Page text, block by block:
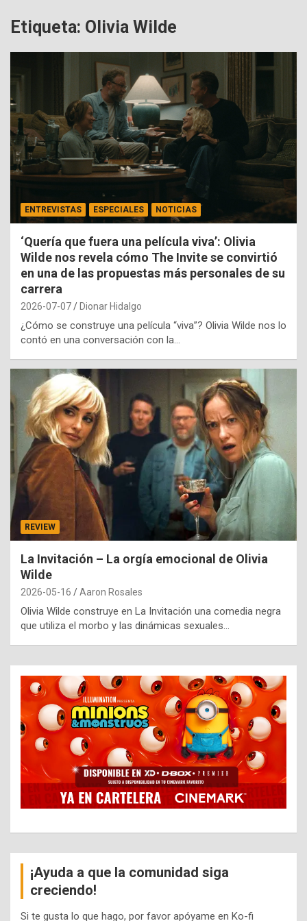
Etiqueta: Olivia Wilde
ENTREVISTAS ESPECIALES NOTICIAS
‘Quería que fuera una película viva’: Olivia
Wilde nos revela cómo The Invite se convirtió
en una de las propuestas más personales de su
carrera
2026-07-07 Dionar Hidalgo
¿Cómo se construye una película “viva”? Olivia Wilde nos lo
contó en una conversación con la…
REVIEW
La Invitación – La orgía emocional de Olivia
Wilde
2026-05-16 Aaron Rosales
Olivia Wilde construye en La Invitación una comedia negra
que utiliza el morbo y las dinámicas sexuales…
¡Ayuda a que la comunidad siga
creciendo!
Si te gusta lo que hago, por favor apóyame en Ko-fi